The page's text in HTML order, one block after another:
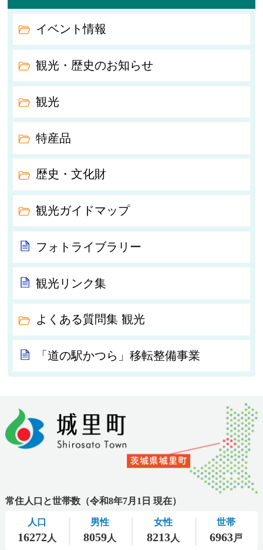
イベント情報
観光・歴史のお知らせ
観光
特産品
歴史・文化財
観光ガイドマップ
フォトライブラリー
観光リンク集
よくある質問集 観光
「道の駅かつら」移転整備事業